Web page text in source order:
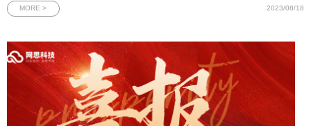
局指导、广州市科技创新企业协会主办的评选活动中，网思科技再次入选“未来独
MORE > 2023/08/18